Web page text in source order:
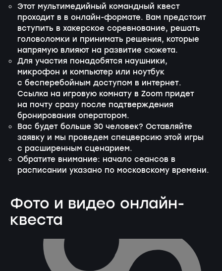
Этот мультимедийный командный квест
проходит в в онлайн-формате. Вам предстоит
вступить в хакерское соревнование, решать
головоломки и принимать решения, которые
напрямую влияют на развитие сюжета.
Для участия понадобятся наушники,
микрофон и компьютер или ноутбук
с бесперебойным доступом в интернет.
Ссылка на игровую комнату в Zoom придет
на почту сразу после подтверждения
бронирования оператором.
Вас будет больше 30 человек? Оставляйте
заявку и мы проведем спецверсию этой игры
с расширенным сценарием.
Обратите внимание: начало сеансов в
расписании указано по московскому времени.
Фото и видео онлайн-
квеста